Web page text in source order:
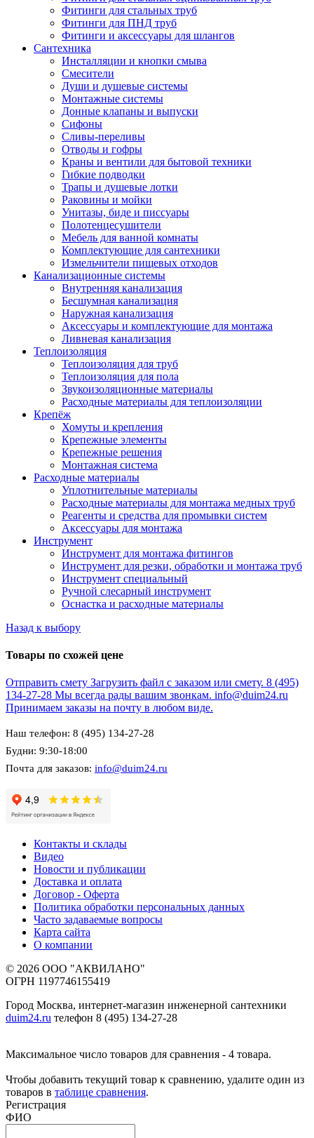
Фитинги для стальных труб
Фитинги для ПНД труб
Фитинги и аксессуары для шлангов
Сантехника
Инсталляции и кнопки смыва
Смесители
Души и душевые системы
Монтажные системы
Донные клапаны и выпуски
Сифоны
Сливы-переливы
Отводы и гофры
Краны и вентили для бытовой техники
Гибкие подводки
Трапы и душевые лотки
Раковины и мойки
Унитазы, биде и писсуары
Полотенцесушители
Мебель для ванной комнаты
Комплектующие для сантехники
Измельчители пищевых отходов
Канализационные системы
Внутренняя канализация
Бесшумная канализация
Наружная канализация
Аксессуары и комплектующие для монтажа
Ливневая канализация
Теплоизоляция
Теплоизоляция для труб
Теплоизоляция для пола
Звукоизоляционные материалы
Расходные материалы для теплоизоляции
Крепёж
Хомуты и крепления
Крепежные элементы
Крепежные решения
Монтажная система
Расходные материалы
Уплотнительные материалы
Расходные материалы для монтажа медных труб
Реагенты и средства для промывки систем
Аксессуары для монтажа
Инструмент
Инструмент для монтажа фитингов
Инструмент для резки, обработки и монтажа труб
Инструмент специальный
Ручной слесарный инструмент
Оснастка и расходные материалы
Назад к выбору
Товары по схожей цене
Отправить смету Загрузить файл с заказом или смету. 8 (495)
134-27-28 Мы всегда рады вашим звонкам. info@duim24.ru
Принимаем заказы на почту в любом виде.
Наш телефон: 8 (495) 134-27-28
Будни: 9:30-18:00
Почта для заказов: info@duim24.ru
Контакты и склады
Видео
Новости и публикации
Доставка и оплата
Договор - Оферта
Политика обработки персональных данных
Часто задаваемые вопросы
Карта сайта
О компании
© 2026 ООО "АКВИЛАНО"
ОГРН 1197746155419
Город Москва, интернет-магазин инженерной сантехники
duim24.ru телефон 8 (495) 134-27-28
Максимальное число товаров для сравнения - 4 товара.
Чтобы добавить текущий товар к сравнению, удалите один из
товаров в таблице сравнения.
Регистрация
ФИО